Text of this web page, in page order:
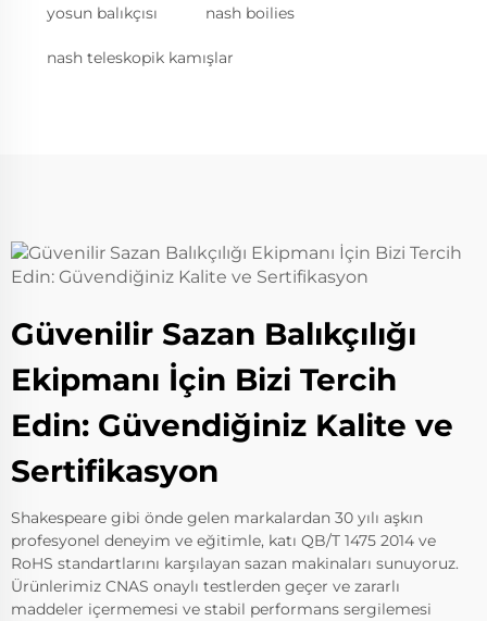
yosun balıkçısı nash boilies
nash teleskopik kamışlar
Güvenilir Sazan Balıkçılığı
Ekipmanı İçin Bizi Tercih
Edin: Güvendiğiniz Kalite ve
Sertifikasyon
Shakespeare gibi önde gelen markalardan 30 yılı aşkın
profesyonel deneyim ve eğitimle, katı QB/T 1475 2014 ve
RoHS standartlarını karşılayan sazan makinaları sunuyoruz.
Ürünlerimiz CNAS onaylı testlerden geçer ve zararlı
maddeler içermemesi ve stabil performans sergilemesi